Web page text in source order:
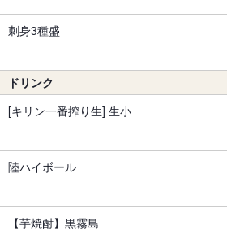
刺身3種盛
ドリンク
[キリン一番搾り生] 生小
陸ハイボール
【芋焼酎】黒霧島